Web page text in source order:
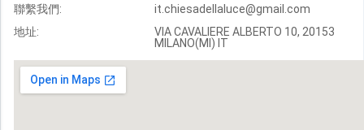
教會事工 志愿者招募
聯繫我們:
地址:
it.chiesadellaluce@gmail.com
VIA CAVALIERE ALBERTO 10, 20153
MILANO(MI) IT